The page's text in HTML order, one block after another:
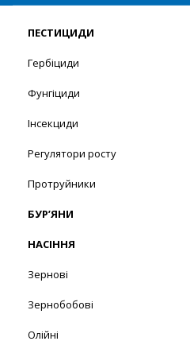
ПЕСТИЦИДИ
Гербіциди
Фунгіциди
Інсекциди
Регулятори росту
Протруйники
БУР’ЯНИ
НАСІННЯ
Зернові
Зернобобові
Олійні